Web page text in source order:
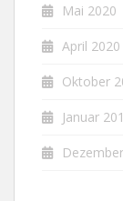
Mai 2020
April 2020
Oktober
Januar